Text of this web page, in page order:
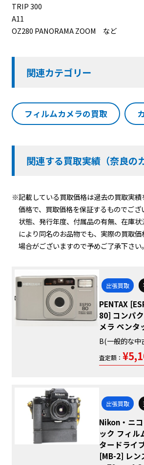
TRIP 300
A11
OZ280 PANORAMA ZOOM など
関連カテゴリー
フィルムカメラの買取
関連する買取実績（奈良の
※記載している買取価格は過去の買取実績
価格で、買取価格を保証するものでご
状態、発行年度、付属品の有無、在庫
により同名のお品物でも、実際の買取
場合がございますので予めご了承下さい。
出張買取
PENTAX
80] コンパ
メラ ペンタ
B(一般的な中
査定額：
出張買取
Nikon・ニ
ック フィル
タードライ
[MB-2] レン